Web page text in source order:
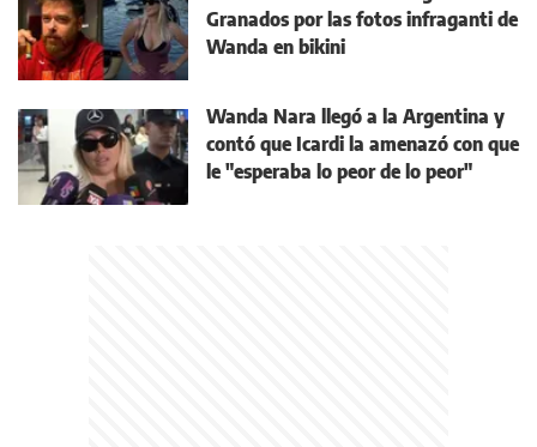
Granados por las fotos infraganti de
Wanda en bikini
Wanda Nara llegó a la Argentina y
contó que Icardi la amenazó con que
le "esperaba lo peor de lo peor"